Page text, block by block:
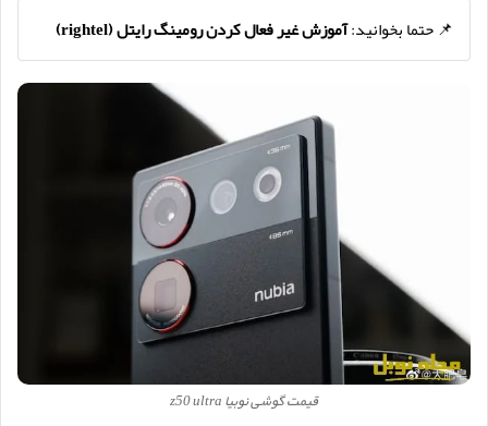
📌 حتما بخوانید:آموزش غیر فعال کردن رومینگ رایتل (rightel)
قیمت گوشی نوبیا z50 ultra